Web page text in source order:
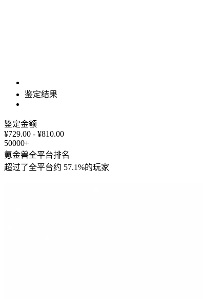
鉴定结果
鉴定金额
¥729.00 - ¥810.00
50000+
氪金兽全平台排名
超过了全平台约 57.1%的玩家